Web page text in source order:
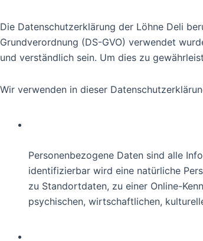
Die Datenschutzerklärung der Löhne Deli
Grundverordnung (DS-GVO) verwendet
und verständlich sein. Um dies zu
Wir verwenden in dieser
Personenbezogene Daten sind alle
identifizierbar wird eine natürliche
zu Standortdaten, zu einer Online-
psychischen, wirtschaftlichen,